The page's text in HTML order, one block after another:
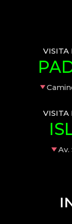
VISITA
VISITA
Av.